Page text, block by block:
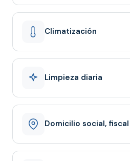
Climatización
Limpieza diaria
Domicilio social,